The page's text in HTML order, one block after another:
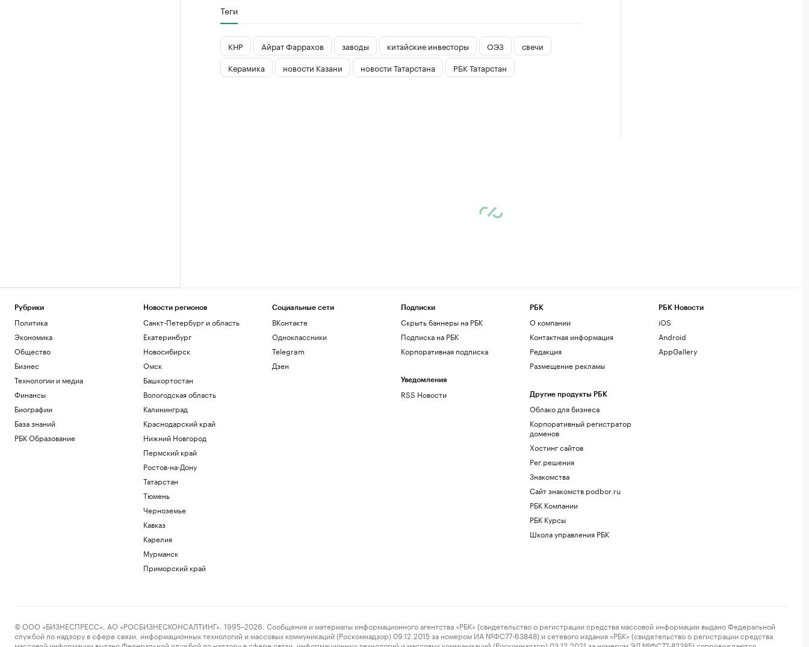
Теги
КНР Айрат Фаррахов заводы китайские инвесторы ОЭЗ
свечи
Керамика
новости Казани новости Татарстана РБК Татарстан
Рубрики
Политика
Экономика
Общество
Бизнес
Технологии и медиа
Финансы
Биографии
База знаний
РБК Образование
Новости регионов
Санкт-Петербург и область
Екатеринбург
Новосибирск
Омск
Башкортостан
Вологодская область
Калининград
Краснодарский край
Нижний Новгород
Пермский край
Ростов-на-Дону
Татарстан
Тюмень
Черноземье
Кавказ
Карелия
Мурманск
Приморский край
Социальные сети
ВКонтакте
Одноклассники
Telegram
Дзен
Подписки
Скрыть баннеры на РБК
Подписка на РБК
Корпоративная подписка
Уведомления
RSS Новости
РБК
О компании
Контактная информация
Редакция
Размещение рекламы
Другие продукты РБК
Облако для бизнеса
Корпоративный регистратор
доменов
Хостинг сайтов
Рег.решения
Знакомства
Сайт знакомств podbor.ru
РБК Компании
РБК Курсы
Школа управления РБК
РБК Новости
iOS
Android
AppGallery
© ООО «БИЗНЕСПРЕСС», АО «РОСБИЗНЕСКОНСАЛТИНГ», 1995–2026. Сообщения и материалы информационного агентства «РБК» (свидетельство о регистрации средства массовой информации выдано Федеральной
службой по надзору в сфере связи, информационных технологий и массовых коммуникаций (Роскомнадзор) 09.12.2015 за номером ИА №ФС77-63848) и сетевого издания «РБК» (свидетельство о регистрации средства